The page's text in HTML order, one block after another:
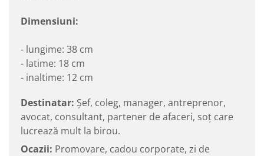
Dimensiuni:
- lungime: 38 cm
- latime: 18 cm
- inaltime: 12 cm
Destinatar: Șef, coleg, manager, antreprenor,
avocat, consultant, partener de afaceri, soț care
lucrează mult la birou.
Ocazii: Promovare, cadou corporate, zi de